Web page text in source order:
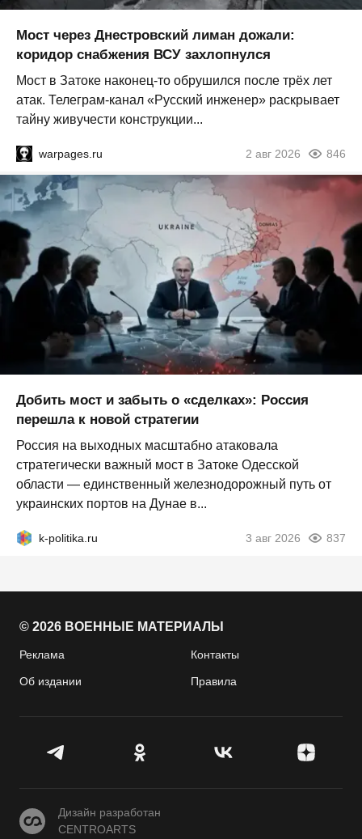
Мост через Днестровский лиман дожали:
коридор снабжения ВСУ захлопнулся
Мост в Затоке наконец-то обрушился после трёх лет
атак. Телеграм-канал «Русский инженер» раскрывает
тайну живучести конструкции...
warpages.ru 2 авг 2026 846
Добить мост и забыть о «сделках»: Россия
перешла к новой стратегии
Россия на выходных масштабно атаковала
стратегически важный мост в Затоке Одесской
области — единственный железнодорожный путь от
украинских портов на Дунае в...
k-politika.ru 3 авг 2026 837
© 2026 ВОЕННЫЕ МАТЕРИАЛЫ
Реклама Контакты
Об издании Правила
CENTROARTS